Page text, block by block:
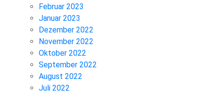
Februar 2023
Januar 2023
Dezember 2022
November 2022
Oktober 2022
September 2022
August 2022
Juli 2022